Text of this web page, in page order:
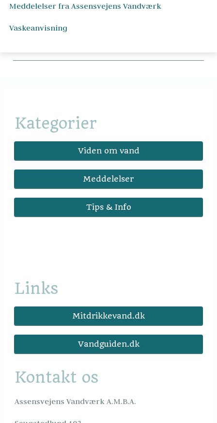
Meddelelser fra Assensvejens Vandværk
Vaskeanvisning
Kategorier
Viden om vand
Meddelelser
Tips & Info
Links
Mitdrikkevand.dk
Vandguiden.dk
Kontakt os
Assensvejens Vandværk A.M.B.A.